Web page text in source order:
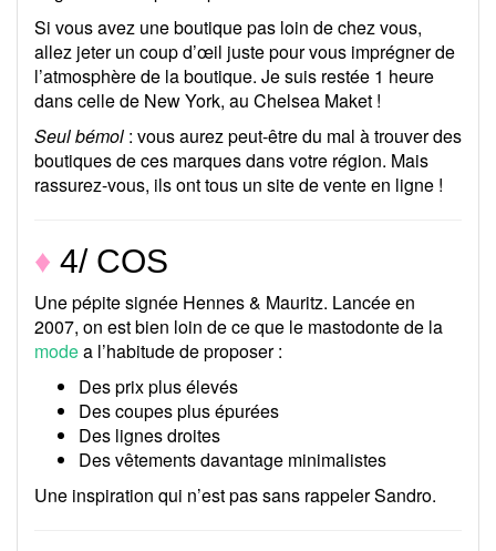
Si vous avez une boutique pas loin de chez vous,
allez jeter un coup d’œil juste pour vous imprégner de
l’atmosphère de la boutique. Je suis restée 1 heure
dans celle de New York, au Chelsea Maket !
Seul bémol : vous aurez peut-être du mal à trouver des
boutiques de ces marques dans votre région. Mais
rassurez-vous, ils ont tous un site de vente en ligne !
♦ 4/ COS
Une pépite signée Hennes & Mauritz. Lancée en
2007, on est bien loin de ce que le mastodonte de la
modea l’habitude de proposer :
Des prix plus élevés
Des coupes plus épurées
Des lignes droites
Des vêtements davantage minimalistes
Une inspiration qui n’est pas sans rappeler Sandro.